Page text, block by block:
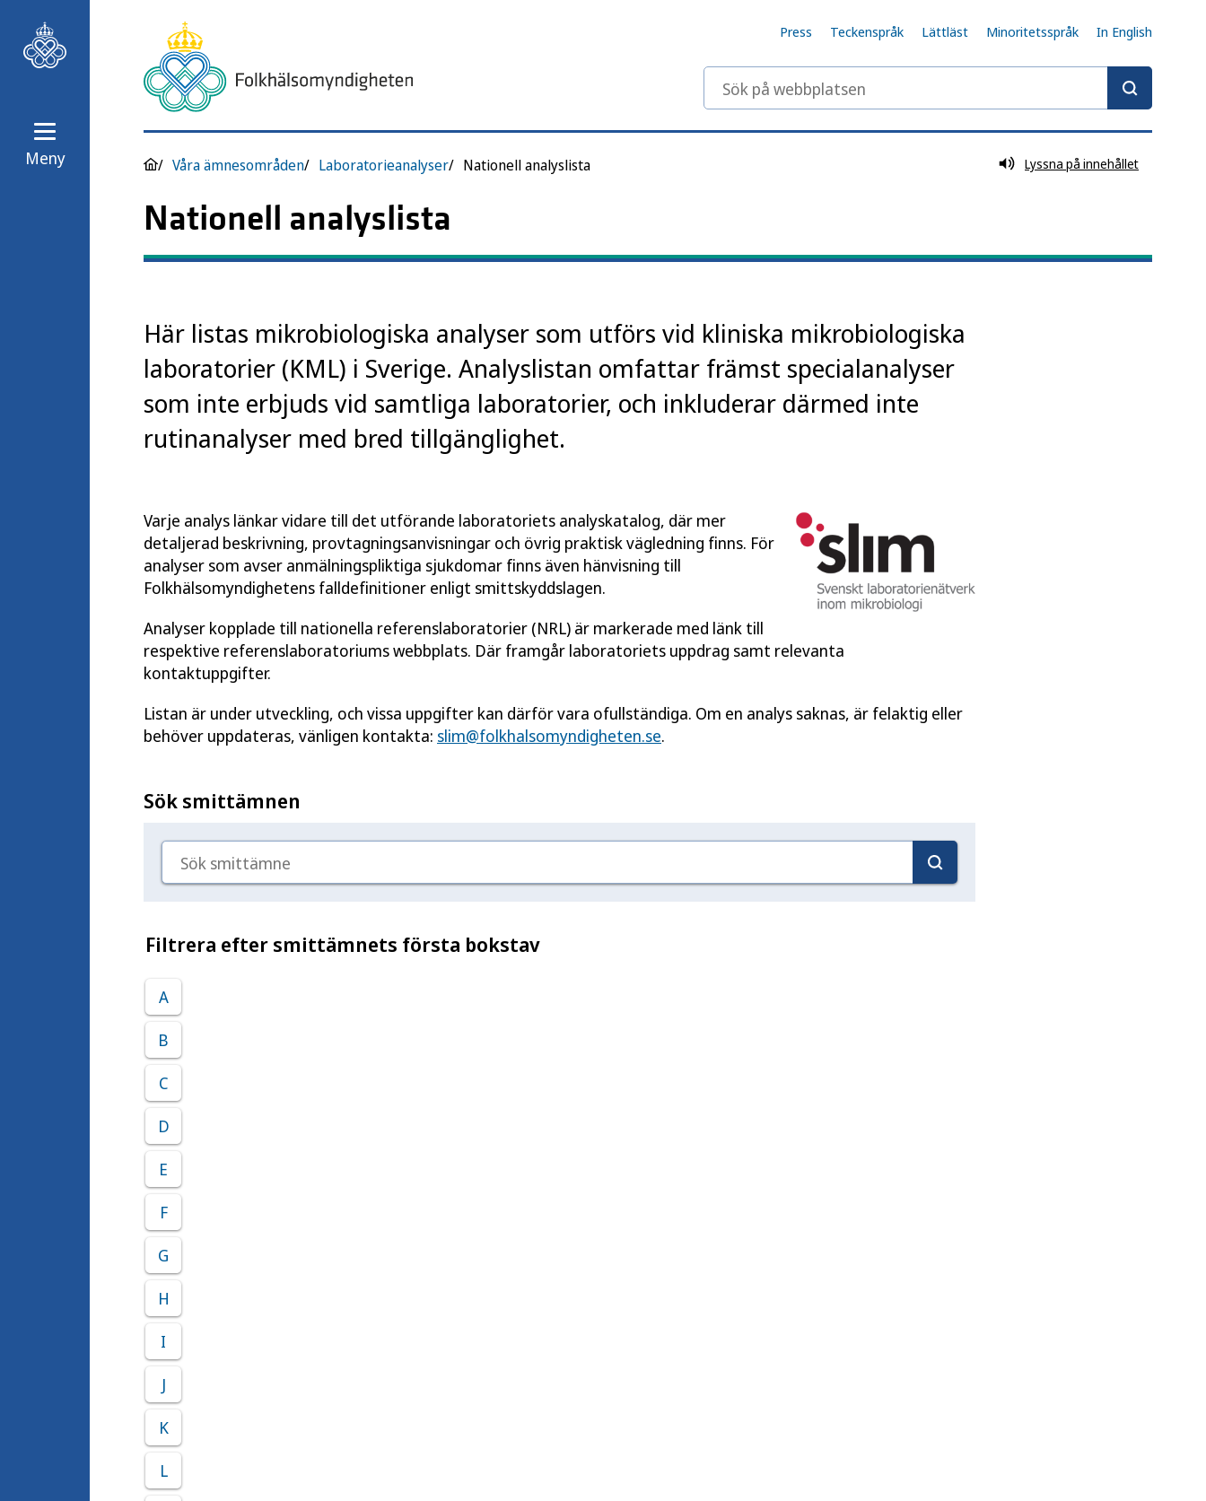
Meny
Press Teckenspråk Lättläst Minoritetsspråk In English
Sök på webbplatsen
Våra ämnesområden Laboratorieanalyser Nationell analyslista Lyssna på innehållet
Nationell analyslista
Här listas mikrobiologiska analyser som utförs vid kliniska mikrobiologiska
laboratorier (KML) i Sverige. Analyslistan omfattar främst specialanalyser
som inte erbjuds vid samtliga laboratorier, och inkluderar därmed inte
rutinanalyser med bred tillgänglighet.
Varje analys länkar vidare till det utförande laboratoriets analyskatalog, där mer
detaljerad beskrivning, provtagningsanvisningar och övrig praktisk vägledning finns. För
analyser som avser anmälningspliktiga sjukdomar finns även hänvisning till
Folkhälsomyndighetens falldefinitioner enligt smittskyddslagen.
Analyser kopplade till nationella referenslaboratorier (NRL) är markerade med länk till
respektive referenslaboratoriums webbplats. Där framgår laboratoriets uppdrag samt relevanta
kontaktuppgifter.
Listan är under utveckling, och vissa uppgifter kan därför vara ofullständiga. Om en analys saknas, är felaktig eller
behöver uppdateras, vänligen kontakta: slim@folkhalsomyndigheten.se.
Sök smittämnen
Sök smittämne
Filtrera efter smittämnets första bokstav
A
B
C
D
E
F
G
H
I
J
K
L